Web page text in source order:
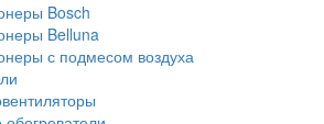
Bosch
Belluna
с подмесом воздуха